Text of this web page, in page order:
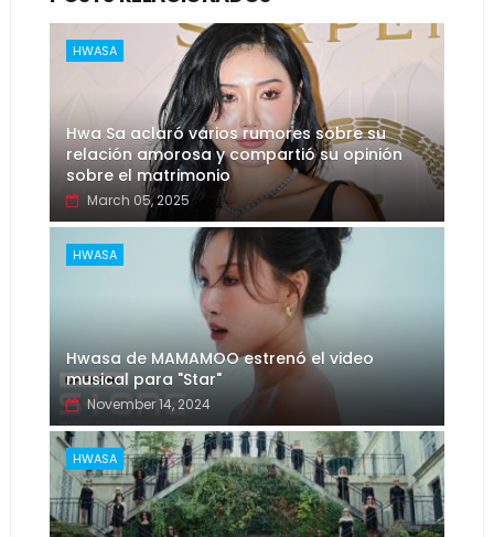
HWASA
Hwa Sa aclaró varios rumores sobre su
relación amorosa y compartió su opinión
sobre el matrimonio
March 05, 2025
HWASA
Hwasa de MAMAMOO estrenó el video
musical para "Star"
November 14, 2024
HWASA